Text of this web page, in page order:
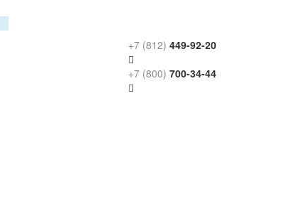
+7 (812) 449-92-20
+7 (800) 700-34-44